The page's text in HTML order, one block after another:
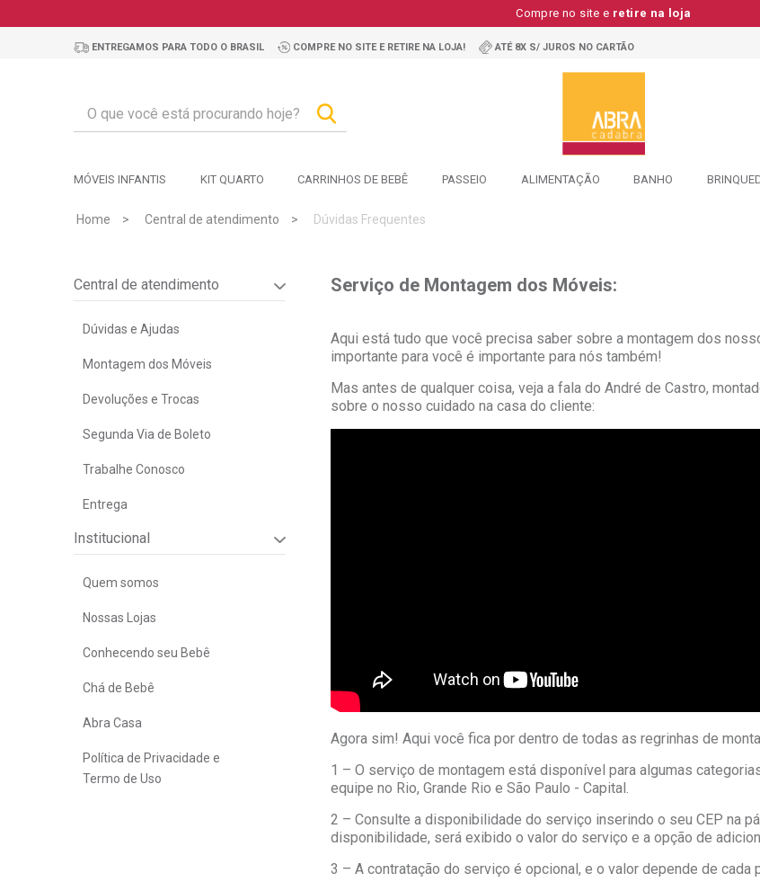
Compre no site e retire na loja
ENTREGAMOS PARA TODO O BRASIL COMPRE NO SITE E RETIRE NA LOJA! ATÉ 8X S/ JUROS NO CARTÃO
MÓVEIS INFANTIS KIT QUARTO CARRINHOS DE BEBÊ PASSEIO ALIMENTAÇÃO BANHO
Home Central de atendimento Dúvidas Frequentes
Central de atendimento
Dúvidas e Ajudas
Montagem dos Móveis
Devoluções e Trocas
Segunda Via de Boleto
Trabalhe Conosco
Entrega
Institucional
Quem somos
Nossas Lojas
Conhecendo seu Bebê
Chá de Bebê
Abra Casa
Política de Privacidade e
Termo de Uso
Serviço de Montagem dos Móveis:
Aqui está tudo que você precisa saber sobre a montagem dos
importante para você é importante para nós também!
Mas antes de qualquer coisa, veja a fala do André de Castro,
sobre o nosso cuidado na casa do cliente:
Agora sim! Aqui você fica por dentro de todas as regrinhas de
1 – O serviço de montagem está disponível para algumas
equipe no Rio, Grande Rio e São Paulo - Capital.
2 – Consulte a disponibilidade do serviço inserindo o seu CEP na
disponibilidade, será exibido o valor do serviço e a opção de
3 – A contratação do serviço é opcional, e o valor depende de